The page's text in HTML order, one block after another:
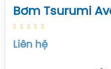
Bơm Tsurumi
Liên hệ